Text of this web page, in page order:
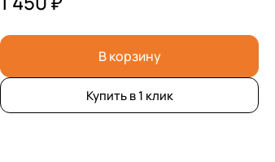
В корзину
Купить в 1 клик